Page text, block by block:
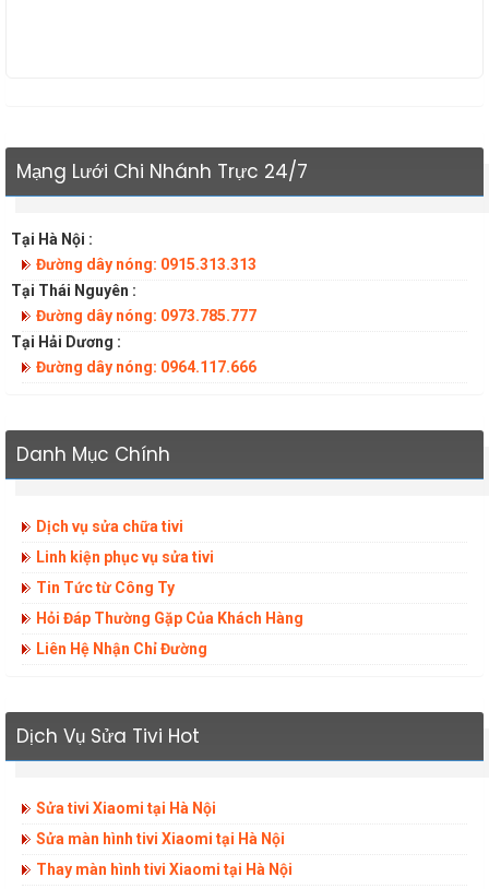
Mạng Lưới Chi Nhánh Trực 24/7
Tại Hà Nội :
Đường dây nóng: 0915.313.313
Tại Thái Nguyên :
Đường dây nóng: 0973.785.777
Tại Hải Dương :
Đường dây nóng: 0964.117.666
Danh Mục Chính
Dịch vụ sửa chữa tivi
Linh kiện phục vụ sửa tivi
Tin Tức từ Công Ty
Hỏi Đáp Thường Gặp Của Khách Hàng
Liên Hệ Nhận Chỉ Đường
Dịch Vụ Sửa Tivi Hot
Sửa tivi Xiaomi tại Hà Nội
Sửa màn hình tivi Xiaomi tại Hà Nội
Thay màn hình tivi Xiaomi tại Hà Nội